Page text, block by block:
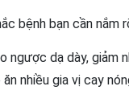
bệnh bạn cần nắm
dạ dày, giảm
nhiều gia vị cay